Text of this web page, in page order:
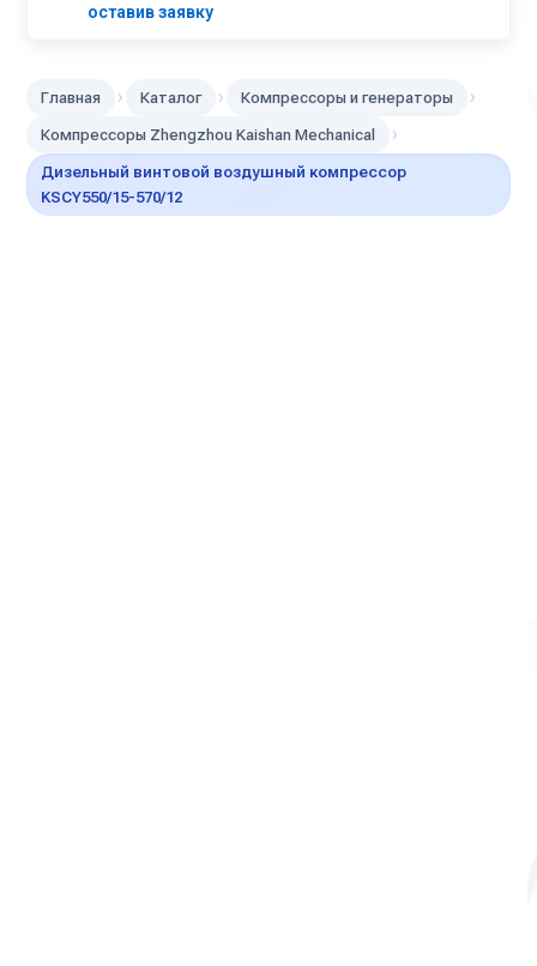
оставив заявку
Главная › Каталог › Компрессоры и генераторы ›
Компрессоры Zhengzhou Kaishan Mechanical ›
Дизельный винтовой воздушный компрессор
KSCY550/15-570/12